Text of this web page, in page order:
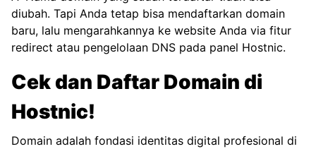
diubah. Tapi Anda tetap bisa mendaftarkan domain
baru, lalu mengarahkannya ke website Anda via fitur
redirect atau pengelolaan DNS pada panel Hostnic.
Cek dan Daftar Domain di
Hostnic!
Domain adalah fondasi identitas digital profesional di